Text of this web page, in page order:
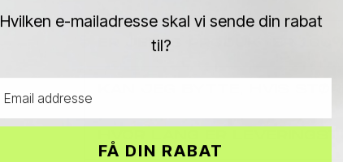
ER JERES PRODUKTER
KAN JEG BYTTE, HVIS
HVOR LANG ER
Hvilken e-mailadresse skal vi sende din rabat
til?
FÅ DIN RABAT